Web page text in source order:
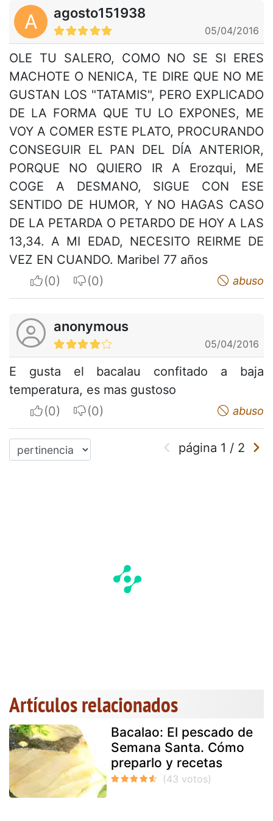
A agosto151938
05/04/2016
OLE TU SALERO, COMO NO SE SI ERES
MACHOTE O NENICA, TE DIRE QUE NO ME
GUSTAN LOS "TATAMIS", PERO EXPLICADO
DE LA FORMA QUE TU LO EXPONES, ME
VOY A COMER ESTE PLATO, PROCURANDO
CONSEGUIR EL PAN DEL DÍA ANTERIOR,
PORQUE NO QUIERO IR A Erozqui, ME
COGE A DESMANO, SIGUE CON ESE
SENTIDO DE HUMOR, Y NO HAGAS CASO
DE LA PETARDA O PETARDO DE HOY A LAS
13,34. A MI EDAD, NECESITO REIRME DE
VEZ EN CUANDO. Maribel 77 años
I apreciateI do not appreciate abuso
anonymous
05/04/2016
E gusta el bacalau confitado a baja
temperatura, es mas gustoso
I apreciateI do not appreciate abuso
página 1 / 2
Artículos relacionados
Bacalao: El pescado de
Semana Santa. Cómo
preparlo y recetas